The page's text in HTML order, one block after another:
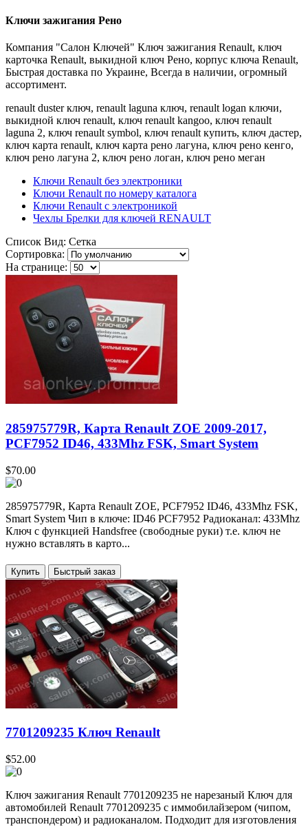
Ключи зажигания Рено
Компания "Салон Ключей" Ключ зажигания Renault, ключ
карточка Renault, выкидной ключ Рено, корпус ключа Renault,
Быстрая доставка по Украине, Всегда в наличии, огромный
ассортимент.
renault duster ключ, renault laguna ключ, renault logan ключи,
выкидной ключ renault, ключ renault kangoo, ключ renault
laguna 2, ключ renault symbol, ключ renault купить, ключ дастер,
ключ карта renault, ключ карта рено лагуна, ключ рено кенго,
ключ рено лагуна 2, ключ рено логан, ключ рено меган
Ключи Renault без электроники
Ключи Renault по номеру каталога
Ключи Renault с электроникой
Чехлы Брелки для ключей RENAULT
Список Вид: Сетка
Сортировка:
На странице:
285975779R, Карта Renault ZOE 2009-2017,
PCF7952 ID46, 433Mhz FSK, Smart System
$70.00
285975779R, Карта Renault ZOE, PCF7952 ID46, 433Mhz FSK,
Smart System Чип в ключе: ID46 PCF7952 Радиоканал: 433Mhz
Ключ c функцией Handsfree (cвободные руки) т.е. ключ не
нужно вставлять в карто...
Купить
7701209235 Ключ Renault
$52.00
Ключ зажигания Renault 7701209235 не нарезаный Ключ для
автомобилей Renault 7701209235 с иммобилайзером (чипом,
транспондером) и радиоканалом. Подходит для изготовления